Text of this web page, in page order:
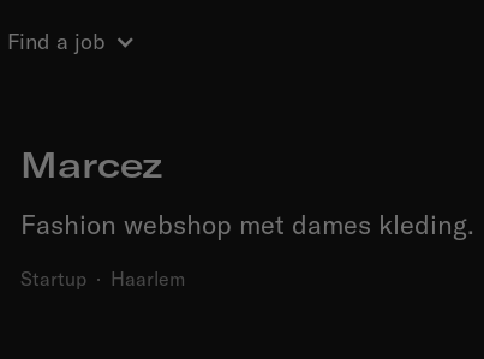
Find a job
Marcez
Fashion webshop met dames kleding.
Startup · Haarlem